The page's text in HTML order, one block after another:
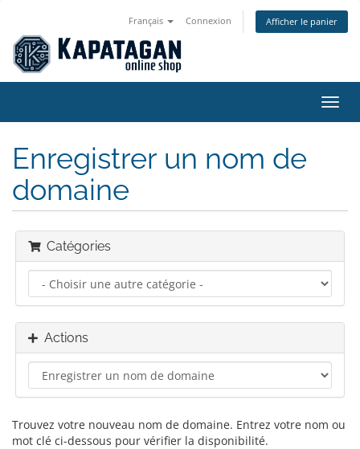
Français Connexion Afficher le panier
la
Enregistrer un nom de
domaine
Catégories
Actions
Trouvez votre nouveau nom de domaine. Entrez votre nom ou
mot clé ci-dessous pour vérifier la disponibilité.